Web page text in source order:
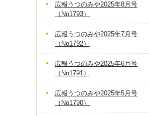
広報うつのみや2025年8月号
（No1793）
広報うつのみや2025年7月号
（No1792）
広報うつのみや2025年6月号
（No1791）
広報うつのみや2025年5月号
（No1790）